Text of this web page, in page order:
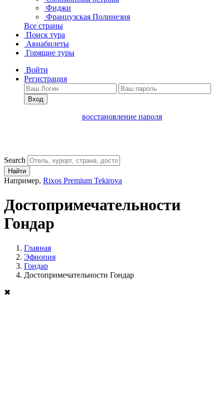
Фиджи
Французская Полинезия
Все страны
Поиск тура
Авиабилеты
Горящие туры
Войти
Регистрация
Вход
восстановление пароля
Search
Найти
Например, Rixos Premium Tekirova
Достопримечательности
Гондар
Главная
Эфиопия
Гондар
Достопримечательности Гондар
✖